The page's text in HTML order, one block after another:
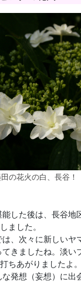
の花火の白、長谷！
した後は、長谷地
ました。
、次々に新しいヤ
きましたね。淡い
ちあがりましたよ。
発想（妄想）に